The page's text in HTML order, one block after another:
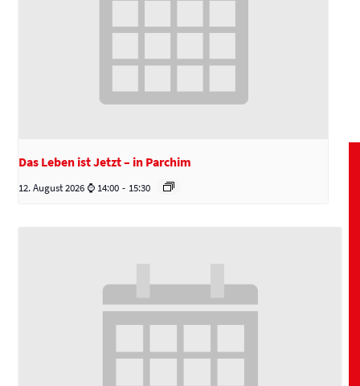
Das Leben ist Jetzt – in Parchim
12. August 2026 ⌚ 14:00 - 15:30